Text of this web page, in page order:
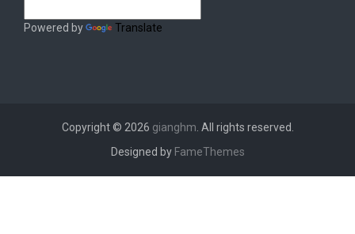
Powered by Translate
Copyright © 2026 gianghm . All rights reserved.
Designed by FameThemes